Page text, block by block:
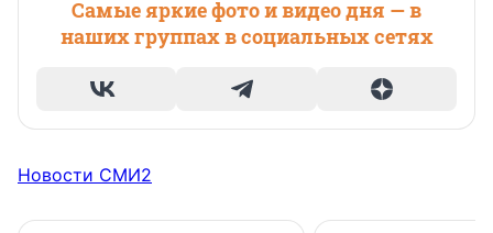
Самые яркие фото и видео дня — в
наших группах в социальных сетях
Новости СМИ2